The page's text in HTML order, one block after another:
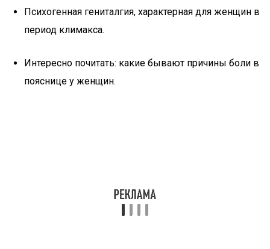
Психогенная гениталгия, характерная для женщин в
период климакса.
Интересно почитать: какие бывают причины боли в
пояснице у женщин.